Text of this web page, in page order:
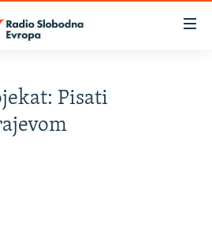
Pisati